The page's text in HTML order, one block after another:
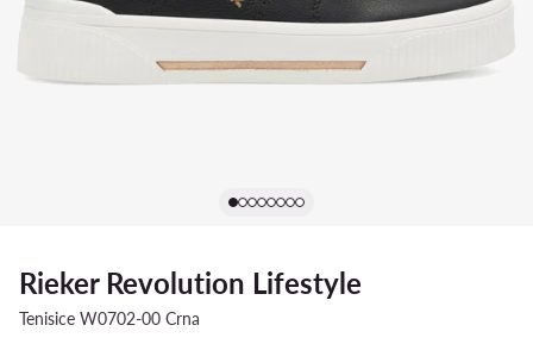
Rieker Revolution Lifestyle
Tenisice W0702-00 Crna